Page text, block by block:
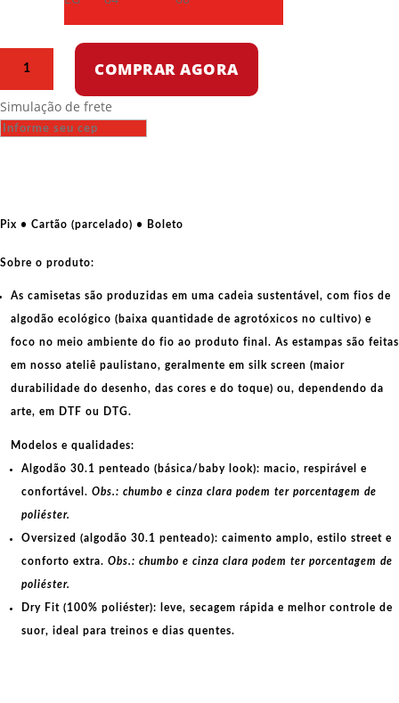
-
Conquistando
COMPRAR AGORA
Simulação de frete
Pix • Cartão (parcelado) • Boleto
Sobre o produto:
As camisetas são produzidas em uma cadeia sustentável, com fios de
algodão ecológico (baixa quantidade de agrotóxicos no cultivo) e
foco no meio ambiente do fio ao produto final. As estampas são feitas
em nosso ateliê paulistano, geralmente em silk screen (maior
durabilidade do desenho, das cores e do toque) ou, dependendo da
arte, em DTF ou DTG.
Modelos e qualidades:
Algodão 30.1 penteado (básica/baby look): macio, respirável e
confortável. Obs.: chumbo e cinza clara podem ter porcentagem de
poliéster.
Oversized (algodão 30.1 penteado): caimento amplo, estilo street e
conforto extra. Obs.: chumbo e cinza clara podem ter porcentagem de
poliéster.
Dry Fit (100% poliéster): leve, secagem rápida e melhor controle de
suor, ideal para treinos e dias quentes.